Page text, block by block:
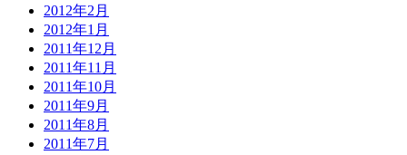
2012年2月
2012年1月
2011年12月
2011年11月
2011年10月
2011年9月
2011年8月
2011年7月